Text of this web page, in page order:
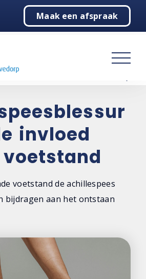
Maak een afspraak
invloed
voetstand de achillespees
bijdragen aan het ontstaan